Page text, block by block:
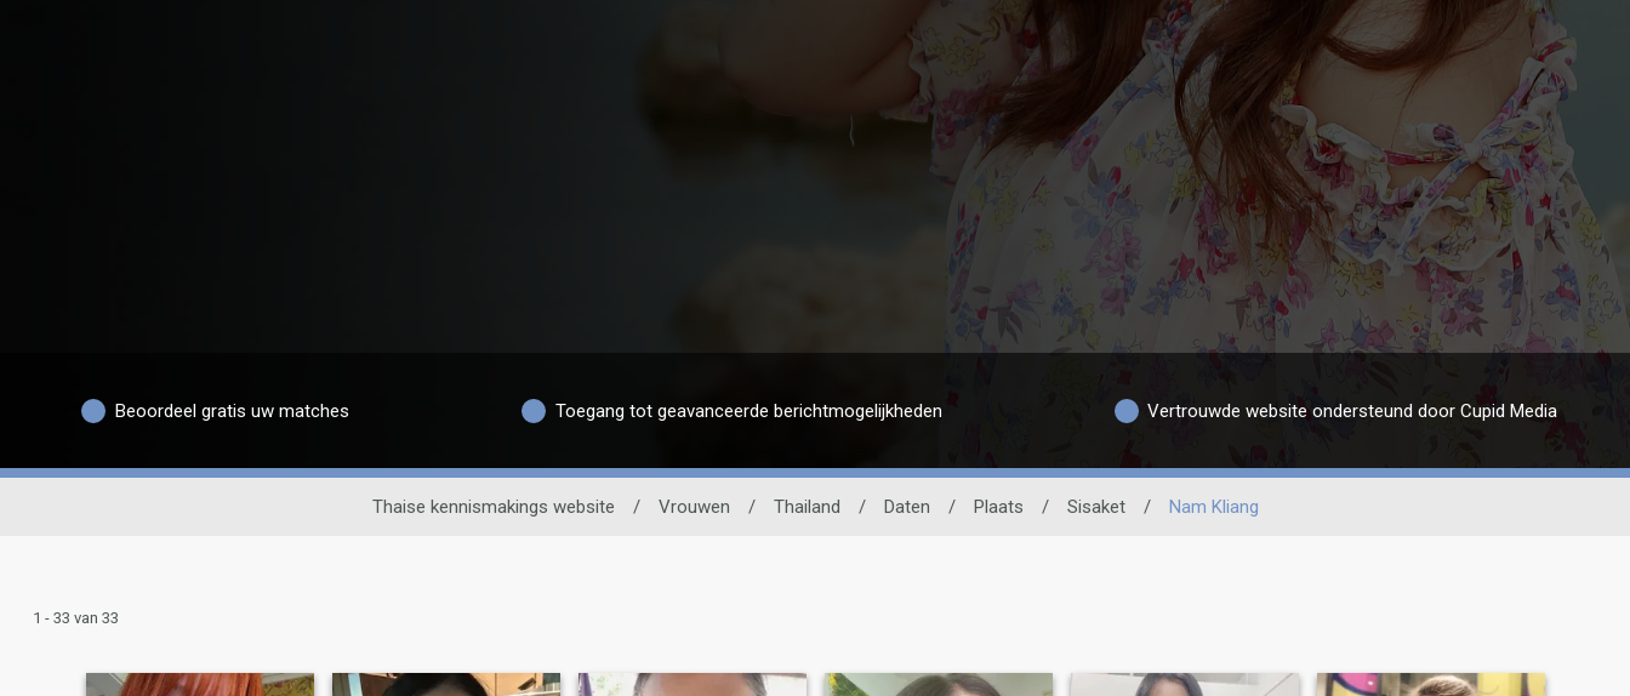
Beoordeel gratis uw matches Toegang tot geavanceerde berichtmogelijkheden Vertrouwde website ondersteund door Cupid Media
Thaise kennismakings website / Vrouwen / Thailand / Daten / Plaats / Sisaket / Nam Kliang
1 - 33 van 33